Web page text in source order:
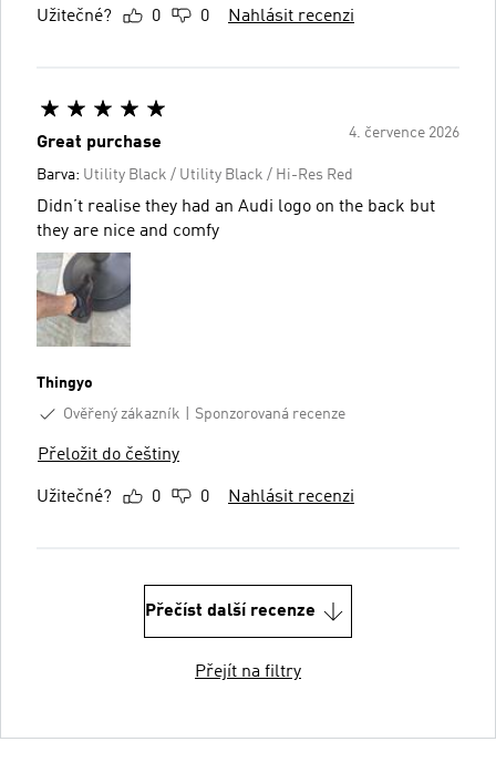
Užitečné? 0 0 Nahlásit recenzi
4. července 2026
Great purchase
Barva: Utility Black / Utility Black / Hi-Res Red
Didn’t realise they had an Audi logo on the back but
they are nice and comfy
Thingyo
Ověřený zákazník
Sponzorovaná recenze
Přeložit do češtiny
Užitečné? 0 0 Nahlásit recenzi
Přečíst další recenze
Přejít na filtry